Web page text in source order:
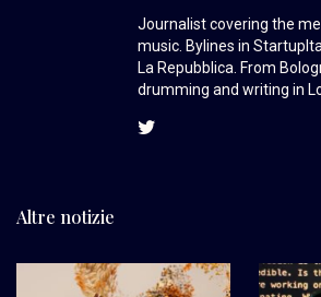
Journalist covering the
music. Bylines in
La Repubblica. From
drumming and writing in
Altre notizie